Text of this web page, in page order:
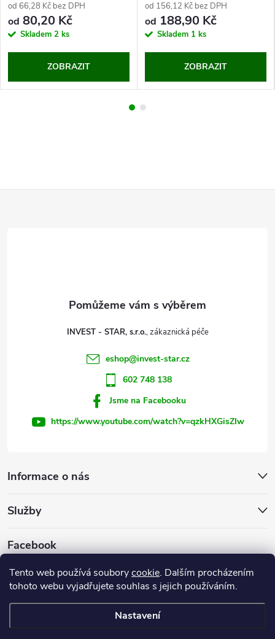
Tento web používá souborycookie. Dalším procházením
tohoto webu vyjadřujete souhlas s jejich používáním.
Nastavení
od 66,28 Kč bez DPH
od 80,20 Kč
Skladem 2 ks
ZOBRAZIT
od 156,12 Kč bez DPH
od 188,90 Kč
Skladem 1 ks
ZOBRAZIT
Informace o nás
Služby
Facebook
INVEST - STAR, s.r.o.
eshop@invest-star.cz
602 748 138
Jsme na Facebooku
https://www.youtube.com/watch?v=qzkHXGisZIw